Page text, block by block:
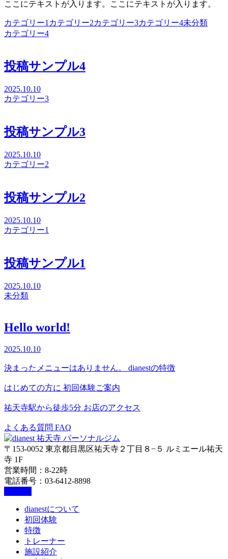
ここにテキストが入ります。ここにテキストが入ります。
カテゴリー1 カテゴリー2カテゴリー3カテゴリー4未分類
カテゴリー4
投稿サンプル4
2025.10.10
カテゴリー3
投稿サンプル3
2025.10.10
カテゴリー2
投稿サンプル2
2025.10.10
カテゴリー1
投稿サンプル1
2025.10.10
未分類
Hello world!
2025.10.10
決まったメニューはありません。 dianestの特徴
はじめての方に 初回体験ご案内
祐天寺駅から徒歩5分 お店のアクセス
よくある質問 FAQ
〒153-0052 東京都目黒区祐天寺２丁目８−５ ルミエール祐天
寺 1F
営業時間：8-22時
電話番号：03-6412-8898
dianestについて
初回体験
特徴
トレーナー
施設紹介